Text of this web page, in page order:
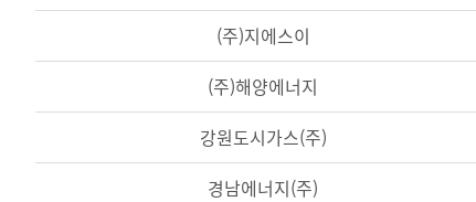
(주)지에스이
(주)해양에너지
강원도시가스(주)
경남에너지(주)